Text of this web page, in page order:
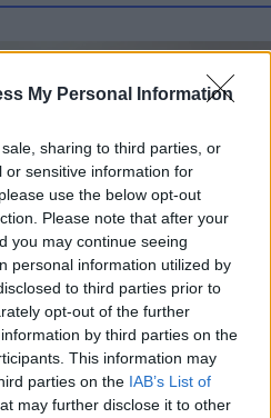
My Personal Information
sharing to third parties, or
or sensitive information for
use the below opt-out
Please note that after your
you may continue seeing
personal information utilized by
to third parties prior to
opt-out of the further
by third parties on the
This information may
parties on the IAB’s List of
may further disclose it to other